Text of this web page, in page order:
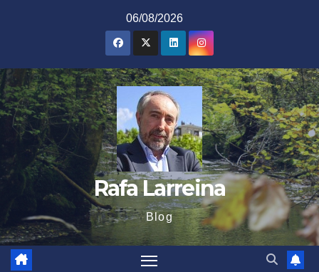
06/08/2026
Rafa Larreina
Blog